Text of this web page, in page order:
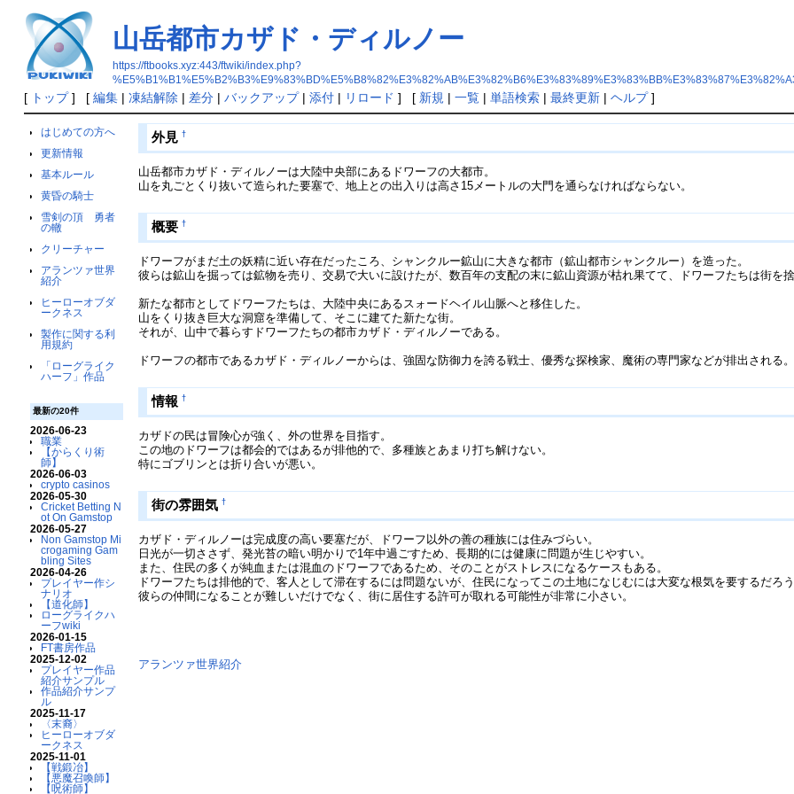
山岳都市カザド・ディルノー
https://ftbooks.xyz:443/ftwiki/index.php?
[ トップ] [ 編集| 凍結解除 | 差分| バックアップ| 添付| リロード ] [ 新規 | 一覧| 単語検索| 最終更新| ヘルプ]
はじめての方へ
更新情報
基本ルール
黄昏の騎士
雪剣の頂 勇者
の轍
クリーチャー
アランツァ世界
紹介
ヒーローオブダ
ークネス
製作に関する利
用規約
「ローグライク
ハーフ」作品
最新の20件
2026-06-23
職業
【からくり術
師】
2026-06-03
crypto casinos
2026-05-30
Cricket Betting N
ot On Gamstop
2026-05-27
Non Gamstop Mi
crogaming Gam
bling Sites
2026-04-26
プレイヤー作シ
ナリオ
【道化師】
ローグライクハ
ーフwiki
2026-01-15
FT書房作品
2025-12-02
プレイヤー作品
紹介サンプル
作品紹介サンプ
ル
2025-11-17
〈末裔〉
ヒーローオブダ
ークネス
2025-11-01
【戦鍛冶】
【悪魔召喚師】
【呪術師】
外見 †
山岳都市カザド・ディルノーは大陸中央部にあるドワーフの大都市。
山を丸ごとくり抜いて造られた要塞で、地上との出入りは高さ15メートルの大門を通らなければならない。
概要 †
ドワーフがまだ土の妖精に近い存在だったころ、シャンクルー鉱山に大きな都市（鉱山都市シャンクルー）を造った。
彼らは鉱山を掘っては鉱物を売り、交易で大いに設けたが、数百年の支配の末に鉱山資源が枯れ果てて、ドワーフたちは街を
新たな都市としてドワーフたちは、大陸中央にあるスォードヘイル山脈へと移住した。
山をくり抜き巨大な洞窟を準備して、そこに建てた新たな街。
それが、山中で暮らすドワーフたちの都市カザド・ディルノーである。
ドワーフの都市であるカザド・ディルノーからは、強固な防御力を誇る戦士、優秀な探検家、魔術の専門家などが排出される
情報 †
カザドの民は冒険心が強く、外の世界を目指す。
この地のドワーフは都会的ではあるが排他的で、多種族とあまり打ち解けない。
特にゴブリンとは折り合いが悪い。
街の雰囲気 †
カザド・ディルノーは完成度の高い要塞だが、ドワーフ以外の善の種族には住みづらい。
日光が一切ささず、発光苔の暗い明かりで1年中過ごすため、長期的には健康に問題が生じやすい。
また、住民の多くが純血または混血のドワーフであるため、そのことがストレスになるケースもある。
ドワーフたちは排他的で、客人として滞在するには問題ないが、住民になってこの土地になじむには大変な根気を要するだろ
彼らの仲間になることが難しいだけでなく、街に居住する許可が取れる可能性が非常に小さい。
アランツァ世界紹介